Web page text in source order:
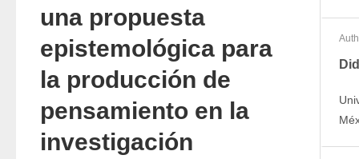
una propuesta
epistemológica para
la producción de
pensamiento en la
investigación